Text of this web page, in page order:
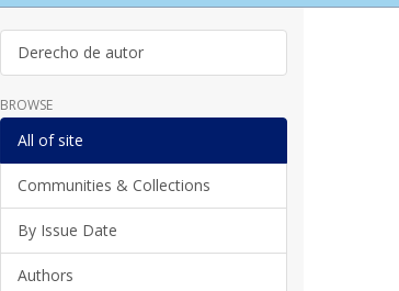
Derecho de autor
BROWSE
All of site
Communities & Collections
By Issue Date
Authors